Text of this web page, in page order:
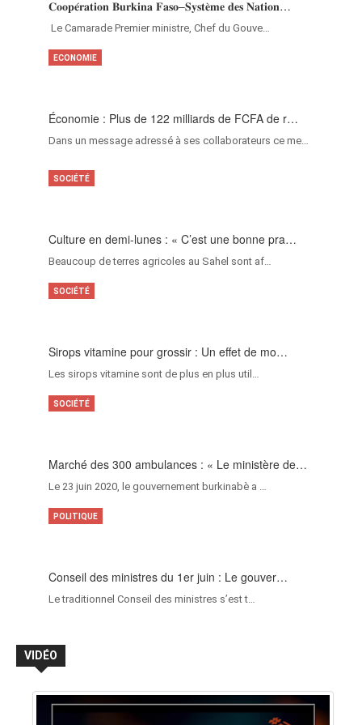
𝐂𝐨𝐨𝐩𝐞́𝐫𝐚𝐭𝐢𝐨𝐧 𝐁𝐮𝐫𝐤𝐢𝐧𝐚 𝐅𝐚𝐬𝐨–𝐒𝐲𝐬𝐭𝐞̀𝐦𝐞 𝐝𝐞𝐬 𝐍𝐚𝐭𝐢𝐨𝐧…
‎Le Camarade Premier ministre, Chef du Gouve…
Économie : Plus de 122 milliards de FCFA de r…
Dans un message adressé à ses collaborateurs ce me…
ECONOMIE
Culture en demi-lunes : « C’est une bonne pra…
Beaucoup de terres agricoles au Sahel sont af…
SOCIÉTÉ
Sirops vitamine pour grossir : Un effet de mo…
Les sirops vitamine sont de plus en plus util…
SOCIÉTÉ
Marché des 300 ambulances : « Le ministère de…
Le 23 juin 2020, le gouvernement burkinabè a …
SOCIÉTÉ
Conseil des ministres du 1er juin : Le gouver…
Le traditionnel Conseil des ministres s’est t…
POLITIQUE
VIDÉO